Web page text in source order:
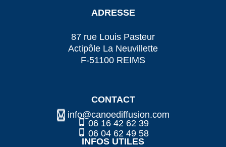
ADRESSE
87 rue Louis Pasteur
Actipôle La Neuvillette
F-51100 REIMS
CONTACT
06 16 42 62 39
06 04 62 49 58
info@canoediffusion.com
INFOS UTILES